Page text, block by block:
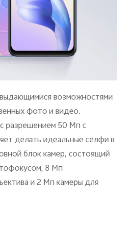
возможностями
фото и видео.
разрешением 50 Мп с
делать идеальные селфи в
блок камер, состоящий
8 Мп
и 2 Мп камеры для